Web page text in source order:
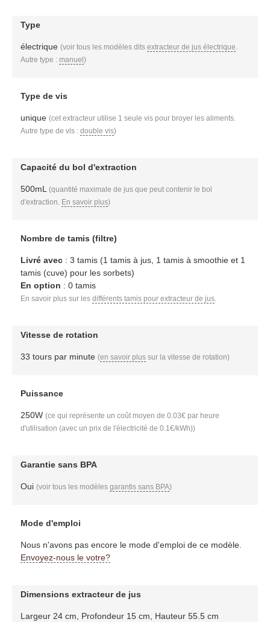
Type
électrique (voir tous les modèles dits extracteur de jus électrique.
Autre type : manuel )
Type de vis
unique (cet extracteur utilise 1 seule vis pour broyer les aliments.
Autre type de vis : double vis)
Capacité du bol d'extraction
500mL (quantité maximale de jus que peut contenir le bol
d'extraction. En savoir plus)
Nombre de tamis (filtre)
Livré avec: 3 tamis (1 tamis à jus, 1 tamis à smoothie et 1
tamis (cuve) pour les sorbets)
En option : 0 tamis
En savoir plus sur les différents tamis pour extracteur de jus.
Vitesse de rotation
33 tours par minute (en savoir plussur la vitesse de rotation)
Puissance
250W (ce qui représente un coût moyen de 0.03€ par heure
d'utilisation (avec un prix de l'électricité de 0.1€/kWh))
Garantie sans BPA
Oui (voir tous les modèles garantis sans BPA)
Mode d'emploi
Nous n'avons pas encore le mode d'emploi de ce modèle.
Envoyez-nous le votre?
Dimensions extracteur de jus
Largeur 24 cm, Profondeur 15 cm, Hauteur 55.5 cm